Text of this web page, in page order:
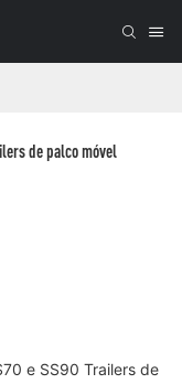
de palco móvel